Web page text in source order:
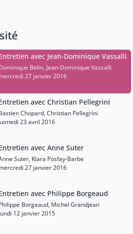
avec Jean-Dominique Vassalli
Belin, Jean-Dominique Vassalli
27 janvier 2016
avec Christian Pellegrini
Chopard, Christian Pellegrini
23 avril 2016
avec Anne Suter
Suter, Klara Posfay-Barbe
27 janvier 2016
avec Philippe Borgeaud
Borgeaud, Michel Grandjean
12 janvier 2015